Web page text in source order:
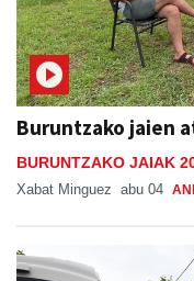
Buruntzako jaien
BURUNTZAKO JAIAK
Xabat Minguez abu 04